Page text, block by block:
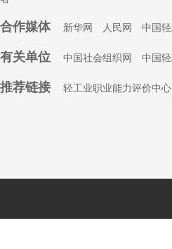
合作媒体 新华网 人民网 中国
有关单位 中国社会组织网 中国
推荐链接 轻工业职业能力评价中心